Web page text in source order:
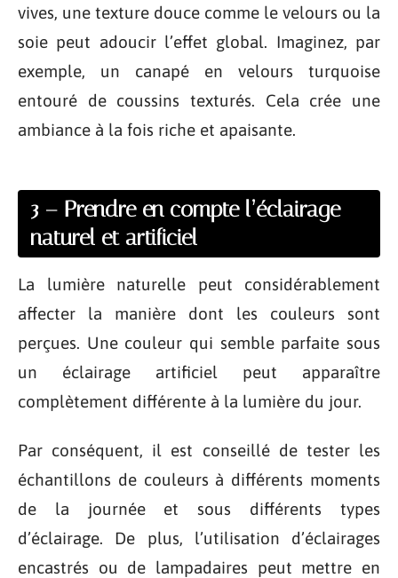
vives, une texture douce comme le velours ou la
soie peut adoucir l’effet global. Imaginez, par
exemple, un canapé en velours turquoise
entouré de coussins texturés. Cela crée une
ambiance à la fois riche et apaisante.
3 – Prendre en compte l’éclairage
naturel et artificiel
La lumière naturelle peut considérablement
affecter la manière dont les couleurs sont
perçues. Une couleur qui semble parfaite sous
un éclairage artificiel peut apparaître
complètement différente à la lumière du jour.
Par conséquent, il est conseillé de tester les
échantillons de couleurs à différents moments
de la journée et sous différents types
d’éclairage. De plus, l’utilisation d’éclairages
encastrés ou de lampadaires peut mettre en